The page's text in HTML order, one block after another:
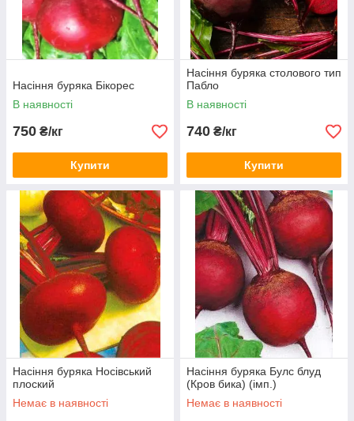
Насіння буряка Бікорес
В наявності
750 ₴/кг
Купити
Насіння буряка столового тип
Пабло
В наявності
740 ₴/кг
Купити
Насіння буряка Носівський
плоский
Немає в наявності
Насіння буряка Булс блуд
(Кров бика) (імп.)
Немає в наявності